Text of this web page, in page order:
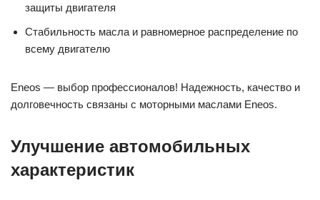
защиты двигателя
Стабильность масла и равномерное распределение по
всему двигателю
Enеos — выбор профессионалов! Надежность, качество и
долговечность связаны с моторными маслами Enеos.
Улучшение автомобильных
характеристик